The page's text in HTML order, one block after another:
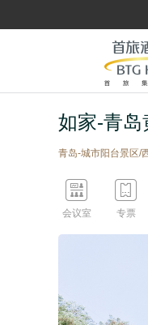
如家-青岛
青岛-城市阳台景区/

会议室

专票